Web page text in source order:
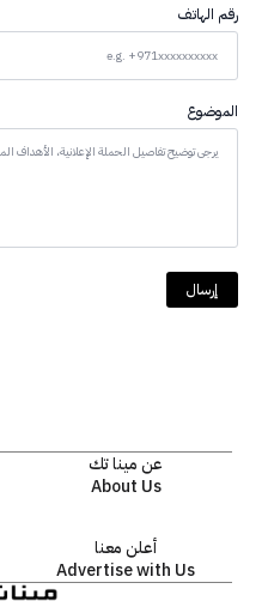
رقم الهاتف
الموضوع
إرسال
عن مينا تك
About Us
أعلن معنا
Advertise with Us